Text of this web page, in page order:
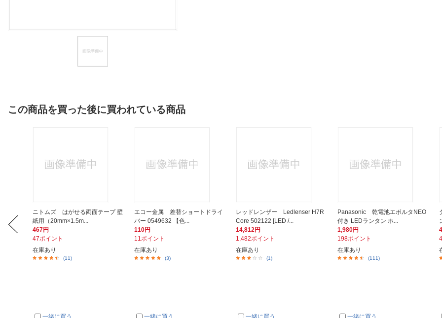
この商品を買った後に買われている商品
ニトムズ はがせる両面テープ 壁
紙用（20mm×1.5m...
467円
47ポイント
在庫あり
(11)
一緒に買う
エコー金属 差替ショートドライ
バー 0549632 【色...
110円
11ポイント
在庫あり
(3)
一緒に買う
レッドレンザー Ledlenser H7R
Core 502122 [LED /...
14,812円
1,482ポイント
在庫あり
(1)
一緒に買う
Panasonic 乾電池エボルタNEO
付き LEDランタン ホ...
1,980円
198ポイント
在庫あり
(111)
一緒に買う